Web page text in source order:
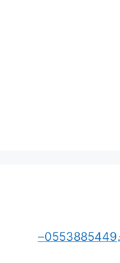
0553885449–